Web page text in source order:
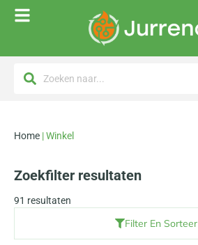
Home |Winkel
Zoekfilter resultaten
91 resultaten
Filter En Sorteer